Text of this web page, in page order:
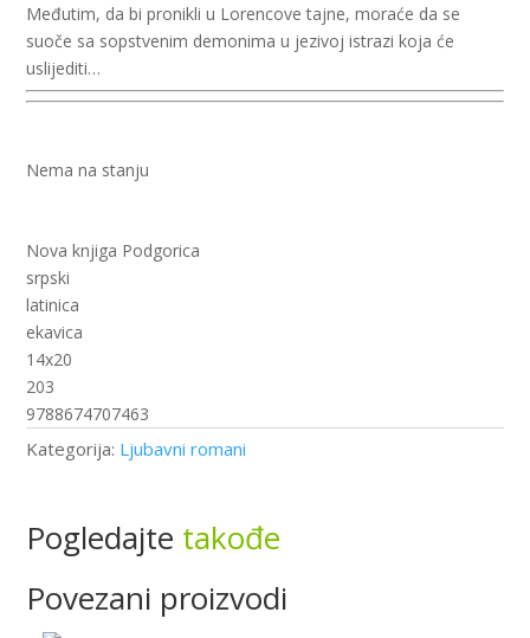
Međutim, da bi pronikli u Lorencove tajne, moraće da se
suoče sa sopstvenim demonima u jezivoj istrazi koja će
uslijediti…
Nema na stanju
Nova knjiga Podgorica
srpski
latinica
ekavica
14x20
203
9788674707463
Kategorija: Ljubavni romani
Pogledajte takođe
Povezani proizvodi